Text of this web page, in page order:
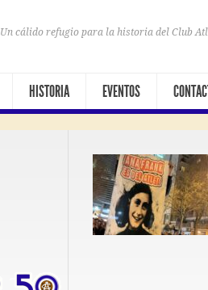
Un cálido refugio para la historia del Club
HISTORIA EVENTOS